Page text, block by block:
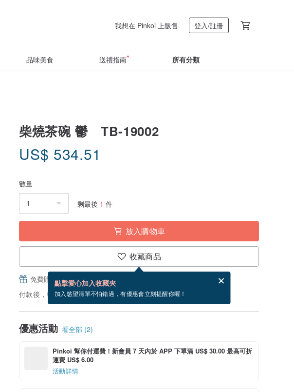
我想在 Pinkoi 上販售 登入/註冊
品味美食 送禮指南 所有分類
柴燒茶碗 鬱 TB-19002
US$ 534.51
數量
剩最後 1 件
放入購物車
收藏商品
點擊愛心加入收藏夾
加入慾望清單不怕錯過，有優惠會立刻提醒你喔！
免費贈送電子賀卡，結帳完成後填寫
付款後，從備貨到寄出商品為 3 個工作天。（不包含假日）
優惠活動 看全部 (2)
Pinkoi 幫你付運費！新會員 7 天內於 APP 下單滿 US$ 30.00 最高可折
運費 US$ 6.00
活動詳情